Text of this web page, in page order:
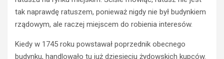
tak naprawdę ratuszem, ponieważ nigdy nie był budynkiem
rządowym, ale raczej miejscem do robienia interesów.
Kiedy w 1745 roku powstawał poprzednik obecnego
budynku, handlowało tu już dziesięciu żydowskich kupców.